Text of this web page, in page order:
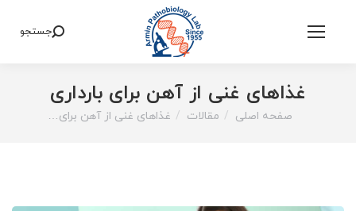
Search:
جستجو
غذاهای غنی از آهن برای بارداری
You are here:
صفحه اصلی مقالات غذاهای غنی از آهن برای…